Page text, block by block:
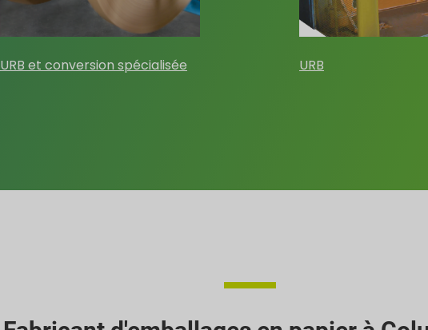
URB et conversion spécialisée URB